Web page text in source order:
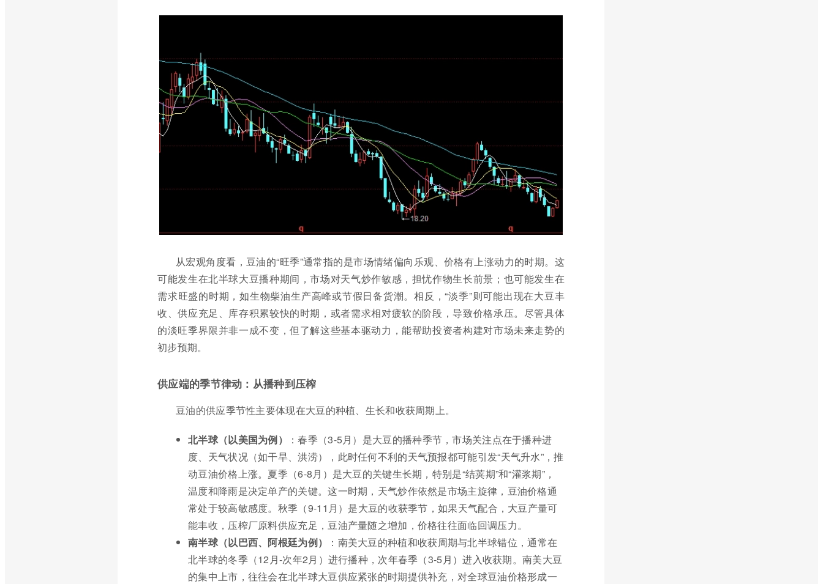
从宏观角度看，豆油的“旺季”通常指的是市场情绪偏向乐观、价格有上涨动力的时期。这
可能发生在北半球大豆播种期间，市场对天气炒作敏感，担忧作物生长前景；也可能发生在
需求旺盛的时期，如生物柴油生产高峰或节假日备货潮。相反，“淡季”则可能出现在大豆丰
收、供应充足、库存积累较快的时期，或者需求相对疲软的阶段，导致价格承压。尽管具体
的淡旺季界限并非一成不变，但了解这些基本驱动力，能帮助投资者构建对市场未来走势的
初步预期。
供应端的季节律动：从播种到压榨
豆油的供应季节性主要体现在大豆的种植、生长和收获周期上。
北半球（以美国为例）
：春季（3-5月）是大豆的播种季节，市场关注点在于播种进
度、天气状况（如干旱、洪涝），此时任何不利的天气预报都可能引发“天气升水”，推
动豆油价格上涨。夏季（6-8月）是大豆的关键生长期，特别是“结荚期”和“灌浆期”，
温度和降雨是决定单产的关键。这一时期，天气炒作依然是市场主旋律，豆油价格通
常处于较高敏感度。秋季（9-11月）是大豆的收获季节，如果天气配合，大豆产量可
能丰收，压榨厂原料供应充足，豆油产量随之增加，价格往往面临回调压力。
南半球（以巴西、阿根廷为例）
：南美大豆的种植和收获周期与北半球错位，通常在
北半球的冬季（12月-次年2月）进行播种，次年春季（3-5月）进入收获期。南美大豆
的集中上市，往往会在北半球大豆供应紧张的时期提供补充，对全球豆油价格形成一